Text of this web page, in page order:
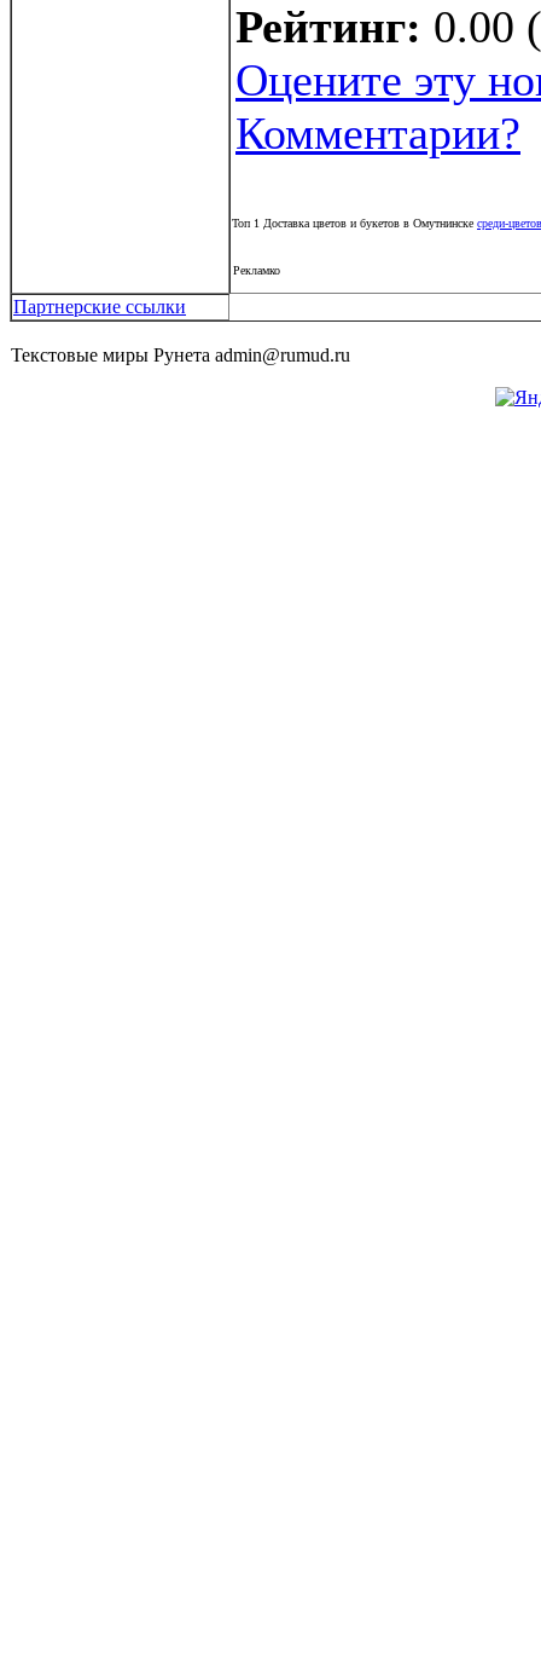
Рейтинг: 0.00
Оцените эту
Комментарии?
Топ 1 Доставка цветов и букетов в Омутнинске среди-
Рекламко
Партнерские ссылки
Текстовые миры Рунета admin@rumud.ru